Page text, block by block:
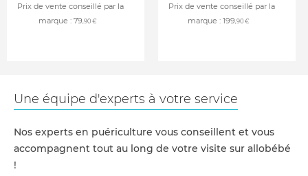
Prix de vente conseillé par la
marque : 79,90 €
Prix de vente conseillé par la
marque : 199,90 €
Une équipe d'experts à votre service
Nos experts en puériculture vous conseillent et vous
accompagnent tout au long de votre visite sur allobébé
!